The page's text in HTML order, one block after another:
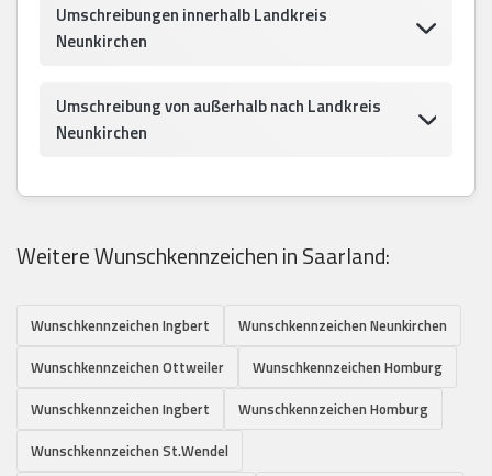
Umschreibungen innerhalb Landkreis
Neunkirchen
Umschreibung von außerhalb nach Landkreis
Neunkirchen
Weitere Wunschkennzeichen in Saarland:
Wunschkennzeichen Ingbert
Wunschkennzeichen Neunkirchen
Wunschkennzeichen Ottweiler
Wunschkennzeichen Homburg
Wunschkennzeichen Ingbert
Wunschkennzeichen Homburg
Wunschkennzeichen St.Wendel